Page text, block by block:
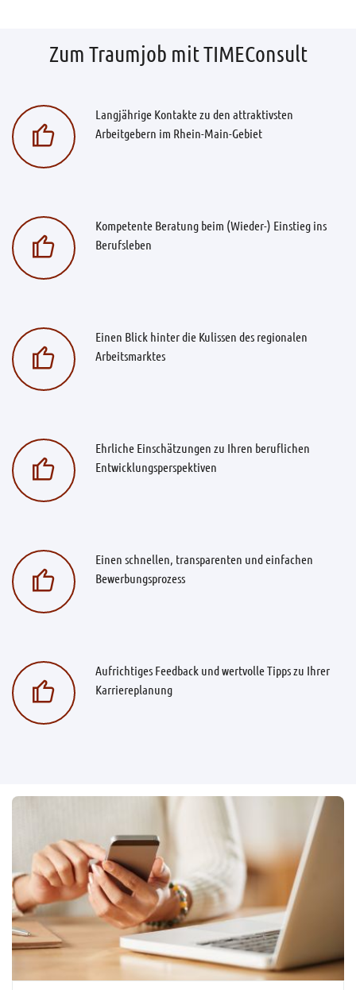
Zum Traumjob mit TIMEConsult
Langjährige Kontakte zu den attraktivsten
Arbeitgebern im Rhein-Main-Gebiet
Kompetente Beratung beim (Wieder-) Einstieg ins
Berufsleben
Einen Blick hinter die Kulissen des regionalen
Arbeitsmarktes
Ehrliche Einschätzungen zu Ihren beruflichen
Entwicklungsperspektiven
Einen schnellen, transparenten und einfachen
Bewerbungsprozess
Aufrichtiges Feedback und wertvolle Tipps zu Ihrer
Karriereplanung